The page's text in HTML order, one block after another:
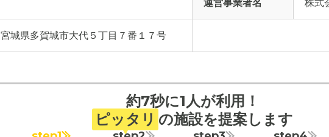
運営事業者名 株式
宮城県多賀城市大代５丁目７番１７号
約7秒に1人が利用！
ピッタリ の施設を提案します